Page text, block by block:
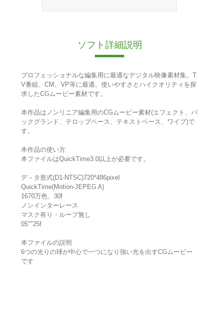
ソフト詳細説明
プロフェッショナルな編集用に最適なデジタル映像素材集。T
V番組、CM、VP等に最適。使いやすさとハイクオリティを探
求したCGムービー素材です。
本作品はノンリニア編集用のCGムービー素材(エフェクト、バ
ックグランド、テロップベース、テキストベース、ワイプ)で
す。
本作品の使い方
本ファイルはQuickTime3.0以上が必要です。
デ－タ形式(D1-NTSC)720*486pixel
QuickTime(Motion-JEPEG A)
1670万色、30f
ノンインターレース
マスク有り・ループ無し
05""25f
本ファイルの説明
6つの光りの球が中心で一つになり強い光を出すCGムービー
です